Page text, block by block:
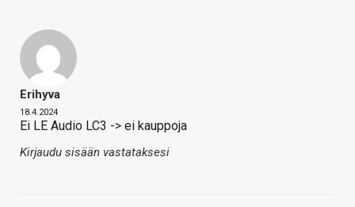
Erihyva
18.4.2024
Ei LE Audio LC3 -> ei kauppoja
Kirjaudu sisään vastataksesi